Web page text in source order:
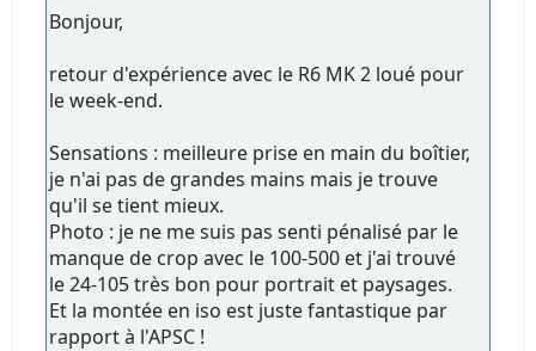
Bonjour,
retour d'expérience avec le R6 MK 2 loué pour
le week-end.
Sensations : meilleure prise en main du boîtier,
je n'ai pas de grandes mains mais je trouve
qu'il se tient mieux.
Photo : je ne me suis pas senti pénalisé par le
manque de crop avec le 100-500 et j'ai trouvé
le 24-105 très bon pour portrait et paysages.
Et la montée en iso est juste fantastique par
rapport à l'APSC !